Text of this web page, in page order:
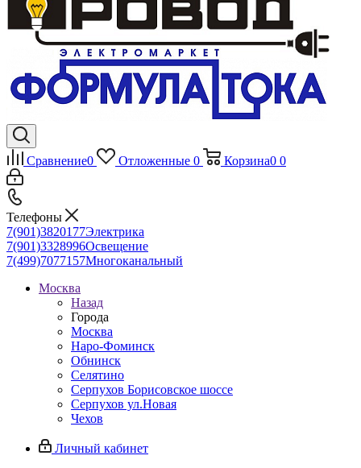
Сравнение0 Отложенные 0 Корзина0 0
Телефоны
7(901)3820177Электрика
7(901)3328996Освещение
7(499)7077157Многоканальный
Москва
Назад
Города
Москва
Наро-Фоминск
Обнинск
Селятино
Серпухов Борисовское шоссе
Серпухов ул.Новая
Чехов
Личный кабинет